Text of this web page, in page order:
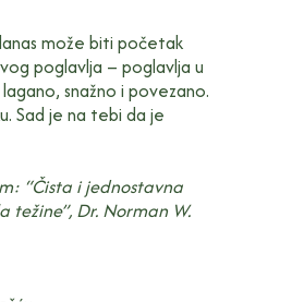
može biti početak
poglavlja – poglavlja u
snažno i povezano.
Sad je na tebi da je
“Čista i jednostavna
Dr. Norman W.